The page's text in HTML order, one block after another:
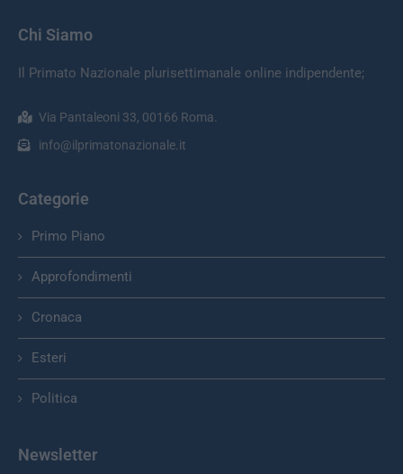
Chi Siamo
Il Primato Nazionale plurisettimanale online indipendente;
Via Pantaleoni 33, 00166 Roma.
info@ilprimatonazionale.it
Categorie
Primo Piano
Approfondimenti
Cronaca
Esteri
Politica
Newsletter